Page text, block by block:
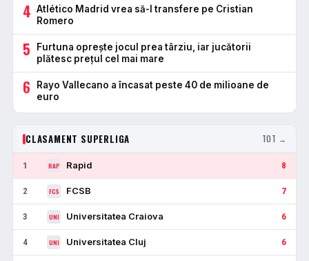
4 Atlético Madrid vrea să-l transfere pe Cristian
Romero
5
Furtuna oprește jocul prea târziu, iar jucătorii
plătesc prețul cel mai mare
6
Rayo Vallecano a încasat peste 40 de milioane de
euro
CLASAMENT SUPERLIGA TOT →
1 RAP Rapid 8
2 FCS FCSB 7
3 UNI Universitatea Craiova 6
4 UNI Universitatea Cluj 6